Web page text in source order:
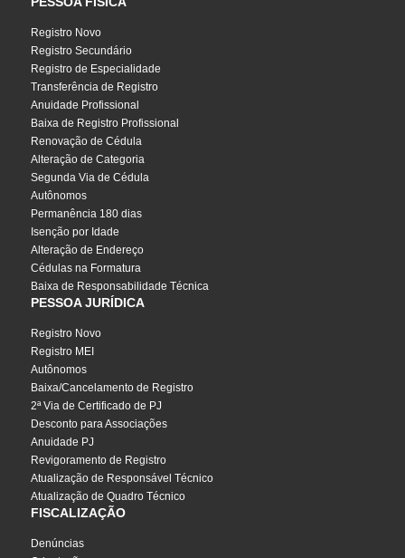
Registro Novo
Registro Secundário
Registro de Especialidade
Transferência de Registro
Anuidade Profissional
Baixa de Registro Profissional
Renovação de Cédula
Alteração de Categoria
Segunda Via de Cédula
Autônomos
Permanência 180 dias
Isenção por Idade
Alteração de Endereço
Cédulas na Formatura
Baixa de Responsabilidade Técnica
PESSOA JURÍDICA
Registro Novo
Registro MEI
Autônomos
Baixa/Cancelamento de Registro
2ª Via de Certificado de PJ
Desconto para Associações
Anuidade PJ
Revigoramento de Registro
Atualização de Responsável Técnico
Atualização de Quadro Técnico
FISCALIZAÇÃO
Denúncias